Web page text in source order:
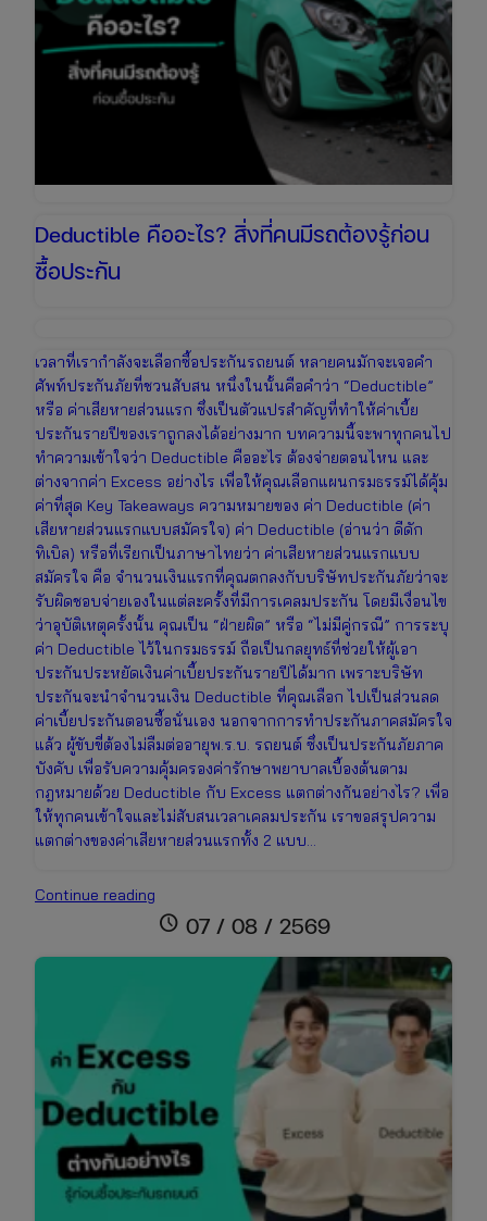
Deductible คืออะไร? สิ่งที่คนมีรถต้องรู้ก่อน
ซื้อประกัน
เวลาที่เรากำลังจะเลือกซื้อประกันรถยนต์ หลายคนมักจะเจอคำ
ศัพท์ประกันภัยที่ชวนสับสน หนึ่งในนั้นคือคำว่า “Deductible”
หรือ ค่าเสียหายส่วนแรก ซึ่งเป็นตัวแปรสำคัญที่ทำให้ค่าเบี้ย
ประกันรายปีของเราถูกลงได้อย่างมาก บทความนี้จะพาทุกคนไป
ทำความเข้าใจว่า Deductible คืออะไร ต้องจ่ายตอนไหน และ
ต่างจากค่า Excess อย่างไร เพื่อให้คุณเลือกแผนกรมธรรม์ได้คุ้ม
ค่าที่สุด Key Takeaways ความหมายของ ค่า Deductible (ค่า
เสียหายส่วนแรกแบบสมัครใจ) ค่า Deductible (อ่านว่า ดีดัก
ทิเบิล) หรือที่เรียกเป็นภาษาไทยว่า ค่าเสียหายส่วนแรกแบบ
สมัครใจ คือ จำนวนเงินแรกที่คุณตกลงกับบริษัทประกันภัยว่าจะ
รับผิดชอบจ่ายเองในแต่ละครั้งที่มีการเคลมประกัน โดยมีเงื่อนไข
ว่าอุบัติเหตุครั้งนั้น คุณเป็น “ฝ่ายผิด” หรือ “ไม่มีคู่กรณี” การระบุ
ค่า Deductible ไว้ในกรมธรรม์ ถือเป็นกลยุทธ์ที่ช่วยให้ผู้เอา
ประกันประหยัดเงินค่าเบี้ยประกันรายปีได้มาก เพราะบริษัท
ประกันจะนำจำนวนเงิน Deductible ที่คุณเลือก ไปเป็นส่วนลด
ค่าเบี้ยประกันตอนซื้อนั่นเอง นอกจากการทำประกันภาคสมัครใจ
แล้ว ผู้ขับขี่ต้องไม่ลืมต่ออายุพ.ร.บ. รถยนต์ ซึ่งเป็นประกันภัยภาค
บังคับ เพื่อรับความคุ้มครองค่ารักษาพยาบาลเบื้องต้นตาม
กฎหมายด้วย Deductible กับ Excess แตกต่างกันอย่างไร? เพื่อ
ให้ทุกคนเข้าใจและไม่สับสนเวลาเคลมประกัน เราขอสรุปความ
แตกต่างของค่าเสียหายส่วนแรกทั้ง 2 แบบ…
Continue reading
คือ
รถ
รู้
ก่อน
ซื้อ
ประกัน
schedule 07 / 08 / 2569